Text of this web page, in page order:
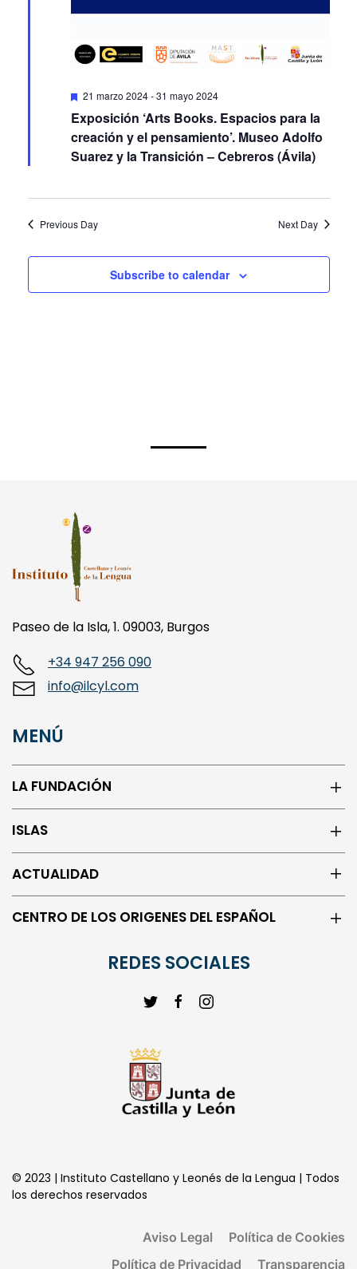
Featured
21 marzo 2024-31 mayo 2024
Exposición ‘Arts Books. Espacios para la
creación y el pensamiento’. Museo Adolfo
Suarez y la Transición – Cebreros (Ávila)
Previous Day Next Day
Subscribe to calendar
Paseo de la Isla, 1. 09003, Burgos
+34 947 256 090
info@ilcyl.com
MENÚ
LA FUNDACIÓN
ISLAS
ACTUALIDAD
CENTRO DE LOS ORIGENES DEL ESPAÑOL
REDES SOCIALES
© 2023 | Instituto Castellano y Leonés de la Lengua | Todos
los derechos reservados
Aviso Legal
Política de Cookies
Política de Privacidad
Transparencia